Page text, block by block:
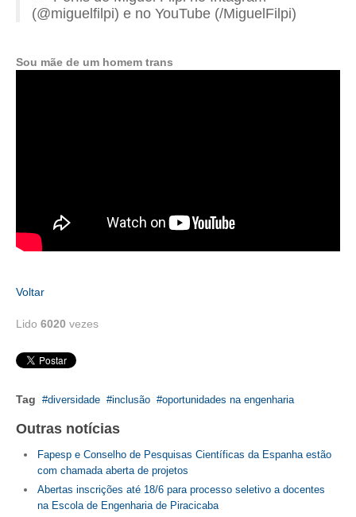
(@miguelfilpi) e no YouTube (/MiguelFilpi)
Sou mãe de um homem trans
Voltar
Lido 6020 vezes
Tag diversidade inclusão oportunidades na engenharia
Outras notícias
Fapesp e Conselho de Pesquisas Científicas da Espanha estão
com chamada aberta de projetos
Abertas inscrições até 18/6 para processo seletivo a docentes
na Escola de Engenharia de Piracicaba